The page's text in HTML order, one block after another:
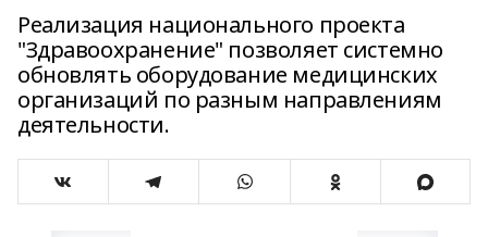
Реализация национального проекта
"Здравоохранение" позволяет системно
обновлять оборудование медицинских
организаций по разным направлениям
деятельности.